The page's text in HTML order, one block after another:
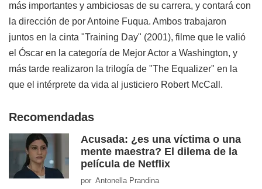
más importantes y ambiciosas de su carrera, y contará con
la dirección de por Antoine Fuqua. Ambos trabajaron
juntos en la cinta "Training Day" (2001), filme que le valió
el Óscar en la categoría de Mejor Actor a Washington, y
más tarde realizaron la trilogía de "The Equalizer" en la
que el intérprete da vida al justiciero Robert McCall.
Recomendadas
Acusada: ¿es una víctima o una
mente maestra? El dilema de la
película de Netflix
por Antonella Prandina